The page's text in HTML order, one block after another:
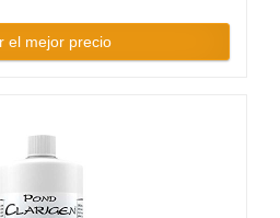
el mejor precio